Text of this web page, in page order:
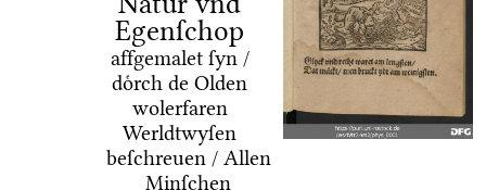
Egenſchop
affgemalet ſyn /
doͤrch de Olden
wolerfaren
Werldtwyſen
beſchreuen / Allen
Minſchen